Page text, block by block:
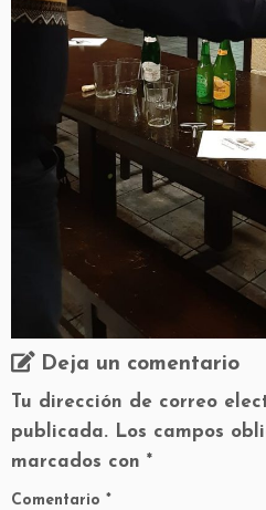
Deja un comentario
Tu dirección de correo
publicada. Los campos
marcados con *
Comentario *